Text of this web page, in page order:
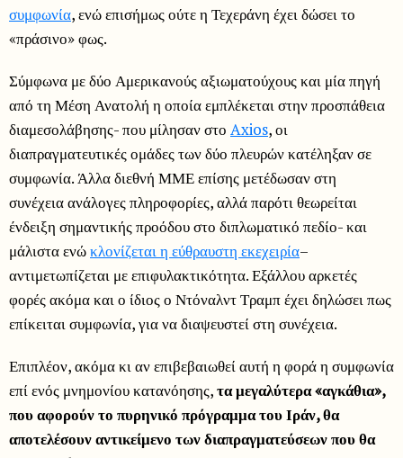
συμφωνία, ενώ επισήμως ούτε η Τεχεράνη έχει δώσει το
«πράσινο» φως.
Σύμφωνα με δύο Αμερικανούς αξιωματούχους και μία πηγή
από τη Μέση Ανατολή η οποία εμπλέκεται στην προσπάθεια
διαμεσολάβησης- που μίλησαν στο Axios, οι
διαπραγματευτικές ομάδες των δύο πλευρών κατέληξαν σε
συμφωνία. Άλλα διεθνή ΜΜΕ επίσης μετέδωσαν στη
συνέχεια ανάλογες πληροφορίες, αλλά παρότι θεωρείται
ένδειξη σημαντικής προόδου στο διπλωματικό πεδίο- και
μάλιστα ενώκλονίζεται η εύθραυστη εκεχειρία–
αντιμετωπίζεται με επιφυλακτικότητα. Εξάλλου αρκετές
φορές ακόμα και ο ίδιος ο Ντόναλντ Τραμπ έχει δηλώσει πως
επίκειται συμφωνία, για να διαψευστεί στη συνέχεια.
Επιπλέον, ακόμα κι αν επιβεβαιωθεί αυτή η φορά η συμφωνία
επί ενός μνημονίου κατανόησης,τα μεγαλύτερα «αγκάθια»,
που αφορούν το πυρηνικό πρόγραμμα του Ιράν, θα
αποτελέσουν αντικείμενο των διαπραγματεύσεων που θα